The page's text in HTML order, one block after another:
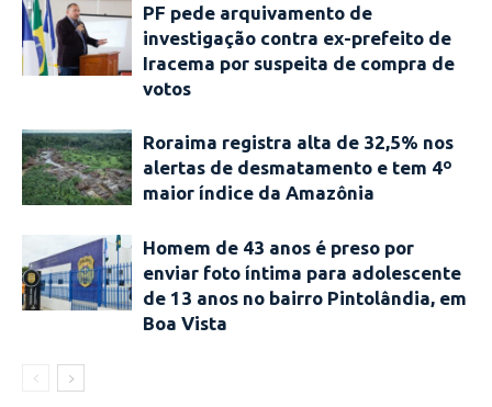
PF pede arquivamento de
investigação contra ex-prefeito de
Iracema por suspeita de compra de
votos
Roraima registra alta de 32,5% nos
alertas de desmatamento e tem 4º
maior índice da Amazônia
Homem de 43 anos é preso por
enviar foto íntima para adolescente
de 13 anos no bairro Pintolândia, em
Boa Vista